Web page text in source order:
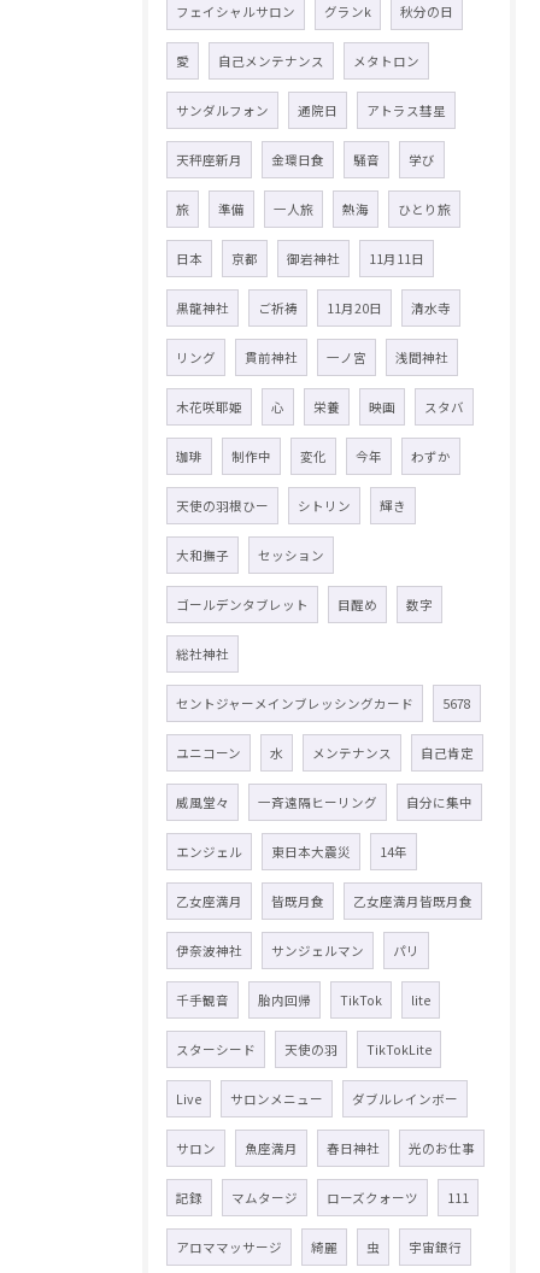
フェイシャルサロン グランk 秋分の日
愛 自己メンテナンス メタトロン
サンダルフォン 通院日 アトラス彗星
天秤座新月 金環日食 騒音 学び
旅 準備 一人旅 熱海 ひとり旅
日本 京都 御岩神社 11月11日
黒龍神社 ご祈祷 11月20日 清水寺
リング 貫前神社 一ノ宮 浅間神社
木花咲耶姫 心 栄養 映画 スタバ
珈琲 制作中 変化 今年 わずか
天使の羽根ひー シトリン 輝き
大和撫子 セッション
ゴールデンタブレット 目醒め 数字
総社神社
セントジャーメインブレッシングカード 5678
ユニコーン 水 メンテナンス 自己肯定
威風堂々 一斉遠隔ヒーリング 自分に集中
エンジェル 東日本大震災 14年
乙女座満月 皆既月食 乙女座満月皆既月食
伊奈波神社 サンジェルマン パリ
千手観音 胎内回帰 TikTok lite
スターシード 天使の羽 TikTokLite
Live サロンメニュー ダブルレインボー
サロン 魚座満月 春日神社 光のお仕事
記録 マムタージ ローズクォーツ 111
アロママッサージ 綺麗 虫 宇宙銀行